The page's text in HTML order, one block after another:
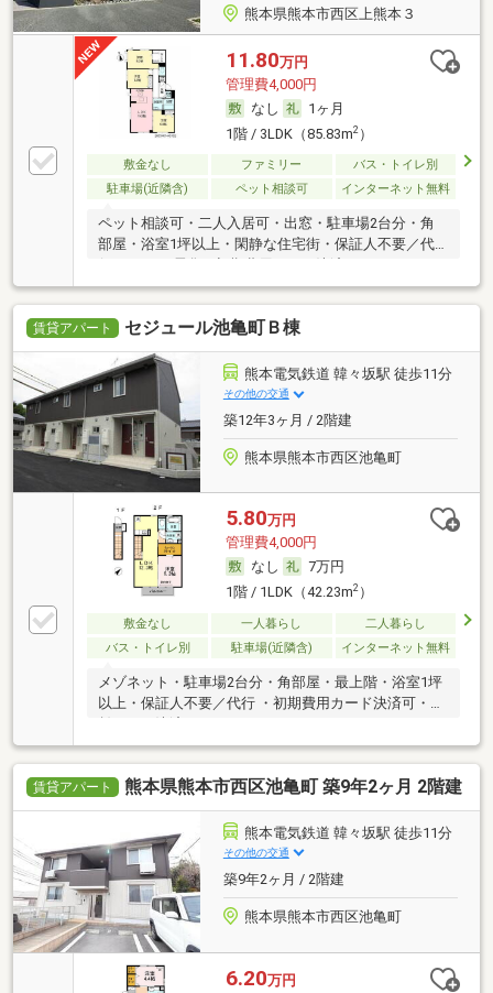
熊本県熊本市西区上熊本３
11.80万円
管理費4,000円
なし
1ヶ月
1階 / 3LDK（85.83m2）
敷金なし ファミリー
バス・トイレ別
駐車場(近隣含)
ペット相談可 インターネット無料
ペット相談可・二人入居可・出窓・駐車場2台分・角
部屋・浴室1坪以上・閑静な住宅街・保証人不要／代
賃貸アパート セジュール池亀町Ｂ棟
熊本電気鉄道 韓々坂駅 徒歩11分
その他の交通
築12年3ヶ月 / 2階建
熊本県熊本市西区池亀町
5.80万円
管理費4,000円
なし
7万円
1階 / 1LDK（42.23m2）
敷金なし 一人暮らし
二人暮らし
バス・トイレ別
駐車場(近隣含) インターネット無料
メゾネット・駐車場2台分・角部屋・最上階・浴室1坪
以上・保証人不要／代行 ・初期費用カード決済可・家
賃カード決済可
賃貸アパート 熊本県熊本市西区池亀町 築9年2ヶ月 2階建
熊本電気鉄道 韓々坂駅 徒歩11分
その他の交通
築9年2ヶ月 / 2階建
熊本県熊本市西区池亀町
6.20万円